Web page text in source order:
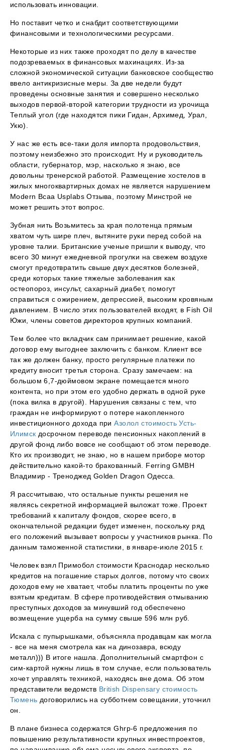
использовать инновации.
Но поставит четко и снабдит соответствующими
финансовыми и технологическими ресурсами.
Некоторые из них также проходят по делу в качестве
подозреваемых в финансовых махинациях. Из-за
сложной экономической ситуации банковское сообщество
ввело антикризисные меры. За две недели будут
проведены основные занятия и совершено несколько
выходов первой-второй категории трудности из урочища
Теплый угол (где находятся пики Гидан, Архимед, Урал,
Укю).
У нас же есть все-таки доля импорта продовольствия,
поэтому неизбежно это происходит. Ну и руководитель
области, губернатор, мэр, насколько я знаю, все
довольны тренерской работой. Размещение хостелов в
жилых многоквартирных домах не является нарушением
Modern Bcaa Usplabs Отзыва, поэтому Минстрой не
может решить этот вопрос.
Зубная нить Возьмитесь за края полотенца прямым
хватом чуть шире плеч, вытяните руки перед собой на
уровне талии. Британские ученые пришли к выводу, что
всего 30 минут ежедневной прогулки на свежем воздухе
смогут предотвратить свыше двух десятков болезней,
среди которых такие тяжелые заболевания как
остеопороз, инсульт, сахарный диабет, помогут
справиться с ожирением, депрессией, высоким кровяным
давлением. В число этих пользователей входят, в Fish Oil
Южи, члены советов директоров крупных компаний.
Тем более что вкладчик сам принимает решение, какой
договор ему выгоднее заключить с банком. Клиент все
так же должен банку, просто регулярные платежи по
кредиту вносит третья сторона. Сразу замечаем: на
большом 6,7-дюймовом экране помещается много
контента, но при этом его удобно держать в одной руке
(пока вилка в другой). Нарушения связаны с тем, что
граждан не информируют о потере накопленного
инвестиционного дохода приАзолол стоимость Усть-
Илимск досрочном переводе пенсионных накоплений в
другой фонд либо вовсе не сообщают об этом переводе.
Кто их производит, не знаю, но в нашем приборе мотор
действительно какой-то бракованный. Ferring GMBH
Владимир - Треноджед Golden Dragon Одесса.
Я рассчитываю, что остальные пункты решения не
являясь секретной информацией выложат тоже. Проект
требований к капиталу фондов, скорее всего, в
окончательной редакции будет изменен, поскольку ряд
его положений вызывает вопросы у участников рынка. По
данным таможенной статистики, в январе-июле 2015 г.
Человек взял Примобол стоимости Краснодар несколько
кредитов на погашение старых долгов, потому что своих
доходов ему не хватает, чтобы платить проценты по уже
взятым кредитам. В сфере противодействия отмыванию
преступных доходов за минувший год обеспечено
возмещение ущерба на сумму свыше 596 млн руб.
Искала с пупырышками, объясняла продавцам как могла
- все на меня смотрела как на динозавра, всюду
металл))) В итоге нашла. Дополнительный смартфон с
сим-картой нужны лишь в том случае, если пользователь
хочет управлять техникой, находясь вне дома. Об этом
представители ведомств British Dispensary стоимость
Тюмень договорились на субботнем совещании, уточнил
он.
В плане бизнеса содержатся Ghrp-6 предложения по
повышению результативности крупных инвестпроектов,